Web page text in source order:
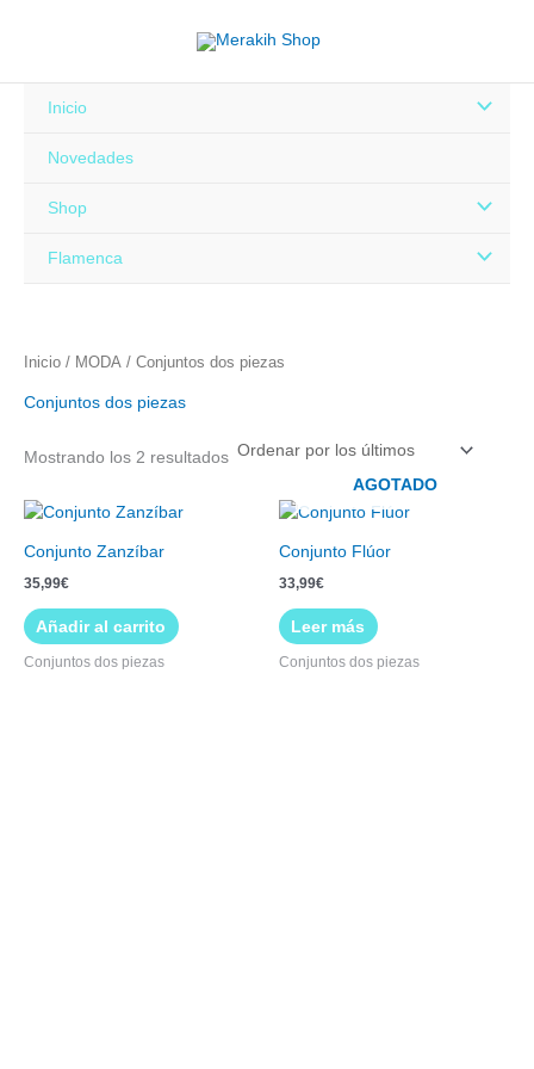
Inicio Alternar
Novedades
Shop Alternar
menú
Flamenca Alternar
Inicio / MODA / Conjuntos dos piezas
Conjuntos dos piezas
Mostrando los 2 resultados
los
Conjunto Zanzíbar
35,99€
Añadir al carrito
Conjuntos dos piezas
AGOTADO
Conjunto Flúor
33,99€
Leer más
Conjuntos dos piezas